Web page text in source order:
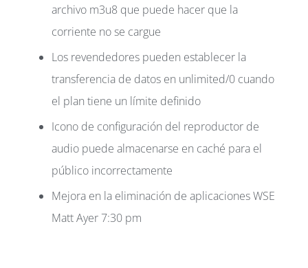
archivo m3u8 que puede hacer que la
corriente no se cargue
Los revendedores pueden establecer la
transferencia de datos en unlimited/0 cuando
el plan tiene un límite definido
Icono de configuración del reproductor de
audio puede almacenarse en caché para el
público incorrectamente
Mejora en la eliminación de aplicaciones WSE
Matt Ayer 7:30 pm